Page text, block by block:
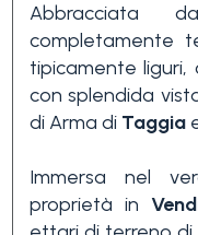
Abbracciata
completamente
tipicamente liguri,
con splendida
di Arma di Taggia
Immersa nel
proprietà in
minime